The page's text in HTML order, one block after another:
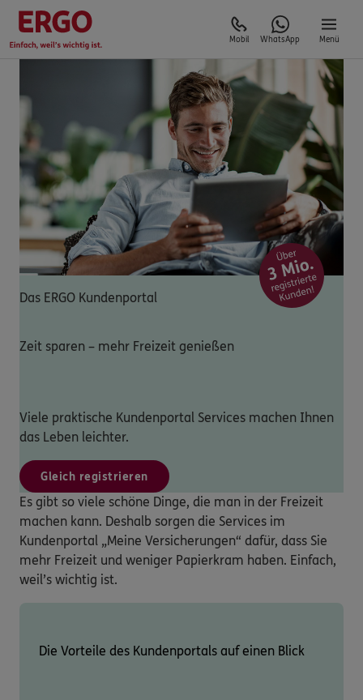
Mobil WhatsApp Menü
Das ERGO Kundenportal
Zeit sparen – mehr Freizeit genießen
Viele praktische Kundenportal Services machen Ihnen
das Leben leichter.
Gleich registrieren
Es gibt so viele schöne Dinge, die man in der Freizeit
machen kann. Deshalb sorgen die Services im
Kundenportal „Meine Versicherungen“ dafür, dass Sie
mehr Freizeit und weniger Papierkram haben. Einfach,
weil’s wichtig ist.
Die Vorteile des Kundenportals auf einen Blick